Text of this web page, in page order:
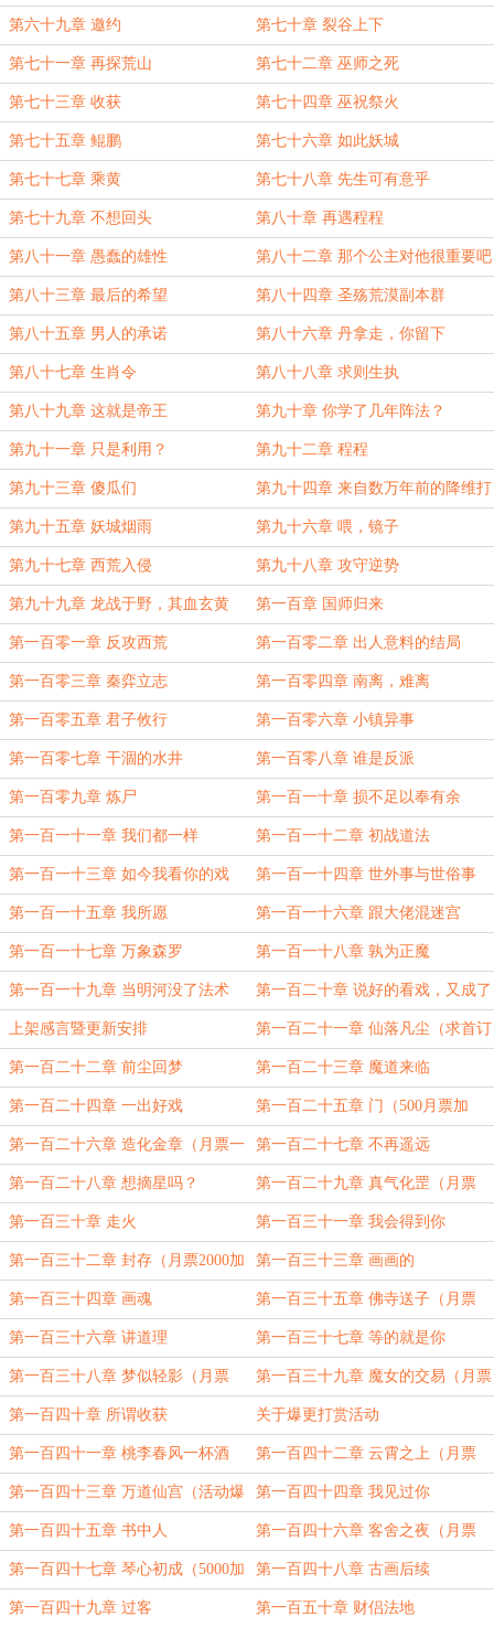
第六十九章 邀约 第七十章 裂谷上下
第七十一章 再探荒山 第七十二章 巫师之死
第七十三章 收获 第七十四章 巫祝祭火
第七十五章 鲲鹏 第七十六章 如此妖城
第七十七章 乘黄 第七十八章 先生可有意乎
第七十九章 不想回头 第八十章 再遇程程
第八十一章 愚蠢的雄性 第八十二章 那个公主对他很重要吧
第八十三章 最后的希望 第八十四章 圣殇荒漠副本群
第八十五章 男人的承诺 第八十六章 丹拿走，你留下
第八十七章 生肖令 第八十八章 求则生执
第八十九章 这就是帝王 第九十章 你学了几年阵法？
第九十一章 只是利用？ 第九十二章 程程
第九十三章 傻瓜们 第九十四章 来自数万年前的降维打
击
第九十五章 妖城烟雨 第九十六章 喂，镜子
第九十七章 西荒入侵 第九十八章 攻守逆势
第九十九章 龙战于野，其血玄黄 第一百章 国师归来
第一百零一章 反攻西荒 第一百零二章 出人意料的结局
第一百零三章 秦弈立志 第一百零四章 南离，难离
第一百零五章 君子攸行 第一百零六章 小镇异事
第一百零七章 干涸的水井 第一百零八章 谁是反派
第一百零九章 炼尸 第一百一十章 损不足以奉有余
第一百一十一章 我们都一样 第一百一十二章 初战道法
第一百一十三章 如今我看你的戏 第一百一十四章 世外事与世俗事
第一百一十五章 我所愿 第一百一十六章 跟大佬混迷宫
第一百一十七章 万象森罗 第一百一十八章 孰为正魔
第一百一十九章 当明河没了法术 第一百二十章 说好的看戏，又成了
主角
上架感言暨更新安排 第一百二十一章 仙落凡尘（求首订
求月票）
第一百二十二章 前尘回梦 第一百二十三章 魔道来临
第一百二十四章 一出好戏 第一百二十五章 门（500月票加
更）
第一百二十六章 造化金章（月票一
千加更）
第一百二十七章 不再遥远
第一百二十八章 想摘星吗？ 第一百二十九章 真气化罡（月票
1500加更）
第一百三十章 走火 第一百三十一章 我会得到你
第一百三十二章 封存（月票2000加
更）
第一百三十三章 画画的
第一百三十四章 画魂 第一百三十五章 佛寺送子（月票
2500加更）
第一百三十六章 讲道理 第一百三十七章 等的就是你
第一百三十八章 梦似轻影（月票
3000加更）
第一百三十九章 魔女的交易（月票
3500加更）
第一百四十章 所谓收获 关于爆更打赏活动
第一百四十一章 桃李春风一杯酒 第一百四十二章 云霄之上（月票
4000加更）
第一百四十三章 万道仙宫（活动爆
更）
第一百四十四章 我见过你
第一百四十五章 书中人 第一百四十六章 客舍之夜（月票
4500加更）
第一百四十七章 琴心初成（5000加
更，爆更活动完成）
第一百四十八章 古画后续
第一百四十九章 过客 第一百五十章 财侣法地